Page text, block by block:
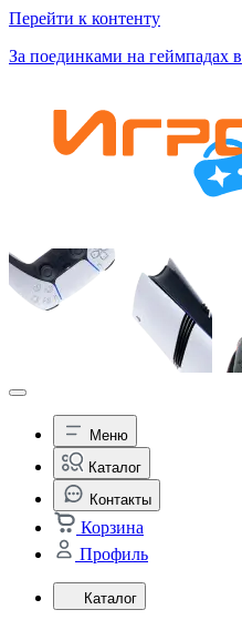
Перейти к контенту
За поединками на геймпадах в
Меню
Каталог
Контакты
Корзина
Профиль
Каталог